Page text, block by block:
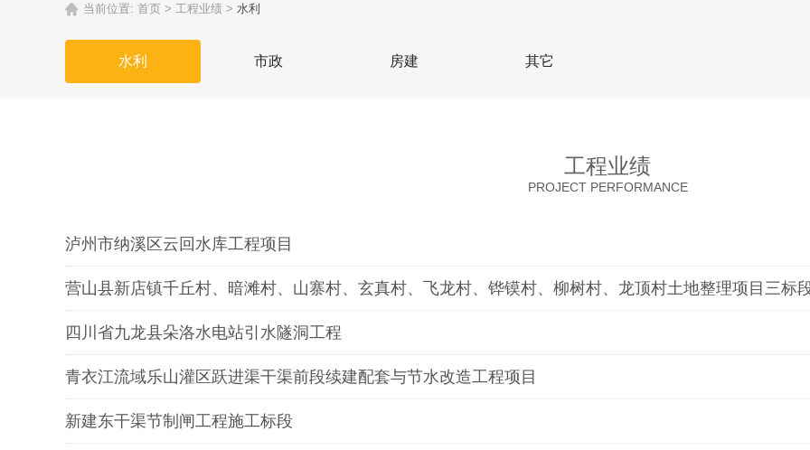
当前位置: 首页 > 工程业绩 > 水利
水利 市政 房建 其它
工程业绩
PROJECT PERFORMANCE
泸州市纳溪区云回水库工程项目
营山县新店镇千丘村、暗滩村、山寨村、玄真村、飞龙村、铧镆村、柳树村、龙顶村土地整理项目三标
四川省九龙县朵洛水电站引水隧洞工程
青衣江流域乐山灌区跃进渠干渠前段续建配套与节水改造工程项目
新建东干渠节制闸工程施工标段